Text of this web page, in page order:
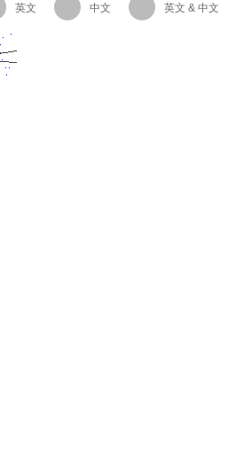
英文 中文 英文 & 中文